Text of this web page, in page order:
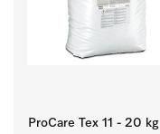
ProCare Tex 11 - 20 kg